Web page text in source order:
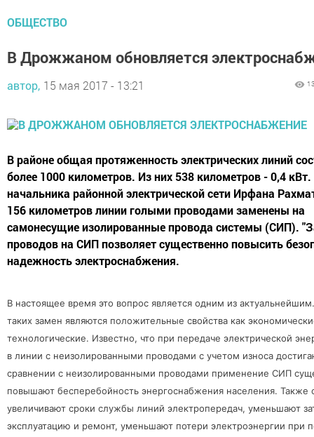
ОБЩЕСТВО
В Дрожжаном обновляется
автор, 15 мая 2017 - 13:21
В районе общая протяженность электрических линий
более 1000 километров. Из них 538 километров - 0,4
начальника районной электрической сети Ирфана
156 километров линии голыми проводами заменены на
самонесущие изолированные провода системы (СИП).
проводов на СИП позволяет существенно повысить
надежность электроснабжения.
В настоящее время это вопрос является одним из
таких замен являются положительные свойства как
технологические. Известно, что при передаче электрической
в линии с неизолированными проводами с учетом износа
сравнении с неизолированными проводами применение СИП
повышают бесперебойность энергоснабжения населения. Также
увеличивают сроки службы линий электропередач, уменьшают
эксплуатацию и ремонт, уменьшают потери электроэнергии при